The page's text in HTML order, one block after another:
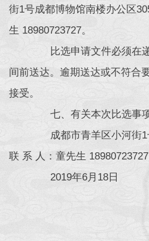
街1号成都博物馆南楼办公区
生 18980723727。
比选申请文件必须在递
间前送达。逾期送达或不符合
接受。
七、有关本次比选事项
成都市青羊区小河街1
联 系 人：童先生 18980723727
2019年6月18日